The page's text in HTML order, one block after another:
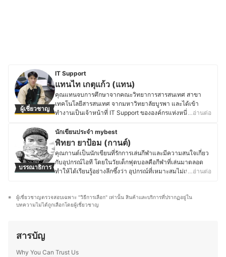
ผู้เชี่ยวชาญ
IT Support
แทนไท เกตุแก้ว (แทน)
คุณแทนจบการศึกษาจากคณะวิทยาการสารสนเทศ สาขา
เทคโนโลยีสารสนเทศ จากมหาวิทยาลัยบูรพา และได้เข้า
ทำงานเป็นเจ้าหน้าที่ IT Support ขององค์กรแห่งหนึ่งหลัง
ดูแลทั้ง Hardware และ Software ภายในองค์กรมาหลายปี
รวมทั้งคอยดูแลแก้ไขปัญหาการใช้งานคอมพิวเตอร์ เช่น ซ่อม
คอมพิวเตอร์ Upgrade คอมพิวเตอร์ และตั้งค่าการใช้งานต่าง
ๆ ของระบบปฏิบัติการ Windows รวมถึงการใช้ Software
ต่าง ๆ ให้มีความพร้อมใช้งานอยู่เสมอ ด้วยความชอบส่วนตัว
คุณแทนมีความสนใจในเรื่องเทคโนโลยีใหม่ ๆ ในชีวิตประจำ
สามารถนำมาปรับใช้กับชีวิตประจำวันและการทำงานได้
อย่างมีประสิทธิภาพอยู่เสมอ ดังนั้นจากประสบการณ์การ
…อ่านต่อ
บรรณาธิการ
นักเขียนประจำ mybest
พิทยา ยาป้อม (กานต์)
คุณกานต์เป็นนักเขียนที่รักการเล่นกีฬาและมีความสนใจเกี่ยว
กับอุปกรณ์ไอที โดยในวัยเด็กฟุตบอลคือกีฬาที่เล่นมาตลอด
ทำให้ได้เรียนรู้อย่างลึกซึ้งว่า อุปกรณ์ที่เหมาะสมไม่เพียงแค่
ควรเลือกแบบไหนให้กระชับ รวมถึงอุปกรณ์ฝึกซ้อมที่ช่วย
พัฒนาทักษะ ล้วนเป็นสิ่งที่ให้ความสนใจและศึกษาอยู่เสมอ
โดยจะชอบทดลองอุปกรณ์ใหม่ ๆ คอยตามรีวิว และศึกษา
…อ่านต่อ
ผู้เชี่ยวชาญตรวจสอบเฉพาะ "วิธีการเลือก" เท่านั้น สินค้าและบริการที่ปรากฏอยู่ใน
บทความไม่ได้ถูกเลือกโดยผู้เชี่ยวชาญ
สารบัญ
Why You Can Trust Us